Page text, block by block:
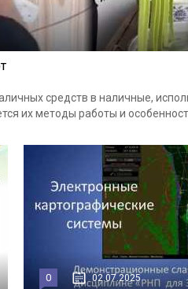
средств в наличные,
их методы работы и
0 02.07.2025